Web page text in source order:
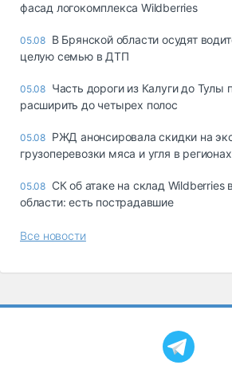
фасад логокомплекса Wildberries
05.08 В Брянской области осудят
целую семью в ДТП
05.08 Часть дороги из Калуги до Тулы
расширить до четырех полос
05.08 РЖД анонсировала скидки на
грузоперевозки мяса и угля в регионах
05.08 СК об атаке на склад Wildberries
области: есть пострадавшие
Все новости